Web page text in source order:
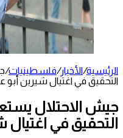
الرئيسية/الأخبار/فلسطينيات/
التحقيق في اغتيال شيرين أبو
جيش الاحتلال
التحقيق في اغتيال